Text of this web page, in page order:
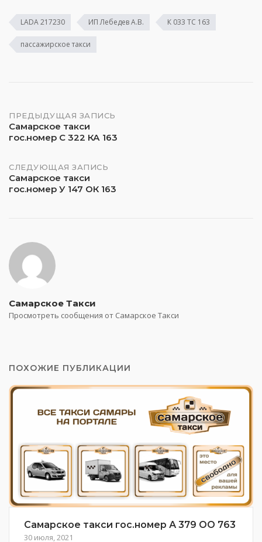
LADA 217230 ИП Лебедев А.В. К 033 ТС 163
пассажирское такси
Навигация
по
записям
ПРЕДЫДУЩАЯ ЗАПИСЬ
Самарское такси
гос.номер С 322 КА 163
СЛЕДУЮЩАЯ ЗАПИСЬ
Самарское такси
гос.номер У 147 ОК 163
Самарское Такси
Просмотреть сообщения от Самарское Такси
ПОХОЖИЕ ПУБЛИКАЦИИ
Самарское такси гос.номер А 379 ОО 763
30 июля, 2021